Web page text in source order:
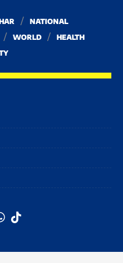
NATIONAL
WORLD
HEALTH